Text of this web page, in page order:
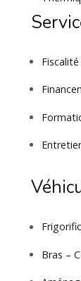
Bras –